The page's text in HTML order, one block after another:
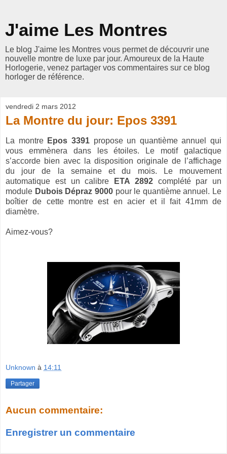
J'aime Les Montres
Le blog J'aime les Montres vous permet de découvrir une
nouvelle montre de luxe par jour. Amoureux de la Haute
Horlogerie, venez partager vos commentaires sur ce blog
horloger de référence.
vendredi 2 mars 2012
La Montre du jour: Epos 3391
La montre Epos 3391propose un quantième annuel qui
vous emmènera dans les étoiles. Le motif galactique
s’accorde bien avec la disposition originale de l’affichage
du jour de la semaine et du mois. Le mouvement
automatique est un calibre
ETA 2892 complété par un
module Dubois Dépraz 9000 pour le quantième annuel. Le
boîtier de cette montre est en acier et il fait 41mm de
diamètre.
Aimez-vous?
Unknown à 14:11
Partager
Aucun commentaire:
Enregistrer un commentaire